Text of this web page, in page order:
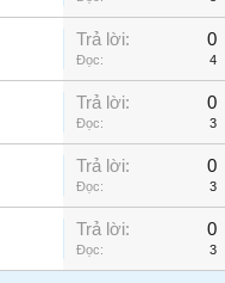
Trả lời: 0
Đọc: 4
Trả lời: 0
Đọc: 3
Trả lời: 0
Đọc: 3
Trả lời: 0
Đọc: 3